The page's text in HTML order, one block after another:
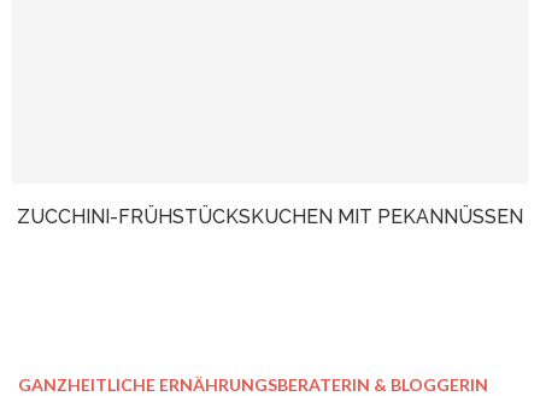
ZUCCHINI-FRÜHSTÜCKSKUCHEN MIT PEKANNÜSSEN
GANZHEITLICHE ERNÄHRUNGSBERATERIN & BLOGGERIN